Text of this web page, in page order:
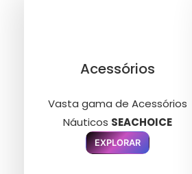
Acessórios
Vasta gama de Acessórios
Náuticos SEACHOICE
EXPLORAR